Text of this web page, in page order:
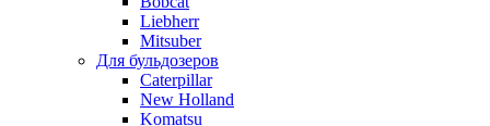
Liebherr
Mitsuber
Для бульдозеров
Caterpillar
New Holland
Komatsu